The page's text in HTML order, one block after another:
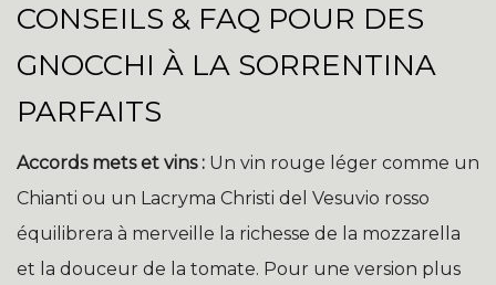
CONSEILS & FAQ POUR DES
GNOCCHI À LA SORRENTINA
PARFAITS
Accords mets et vins : Un vin rouge léger comme un
Chianti ou un Lacryma Christi del Vesuvio rosso
équilibrera à merveille la richesse de la mozzarella
et la douceur de la tomate. Pour une version plus